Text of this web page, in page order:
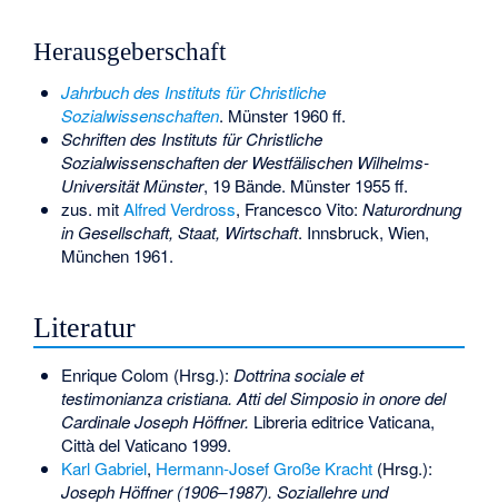
Herausgeberschaft
Jahrbuch des Instituts für Christliche
Sozialwissenschaften. Münster 1960 ff.
Schriften des Instituts für Christliche
Sozialwissenschaften der Westfälischen Wilhelms-
Universität Münster, 19 Bände. Münster 1955 ff.
zus. mitAlfred Verdross, Francesco Vito: Naturordnung
in Gesellschaft, Staat, Wirtschaft. Innsbruck, Wien,
München 1961.
Literatur
Enrique Colom (Hrsg.): Dottrina sociale et
testimonianza cristiana. Atti del Simposio in onore del
Cardinale Joseph Höffner. Libreria editrice Vaticana,
Città del Vaticano 1999.
Karl Gabriel, Hermann-Josef Große Kracht(Hrsg.):
Joseph Höffner (1906–1987). Soziallehre und